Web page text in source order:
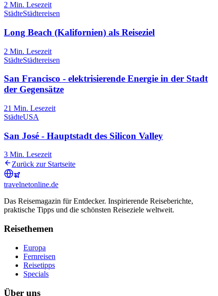
2 Min. Lesezeit
StädteStädtereisen
Long Beach (Kalifornien) als Reiseziel
2 Min. Lesezeit
StädteStädtereisen
San Francisco - elektrisierende Energie in der Stadt
der Gegensätze
21 Min. Lesezeit
StädteUSA
San José - Hauptstadt des Silicon Valley
3 Min. Lesezeit
Zurück zur Startseite
travelnetonline.de
Das Reisemagazin für Entdecker. Inspirierende Reiseberichte,
praktische Tipps und die schönsten Reiseziele weltweit.
Reisethemen
Europa
Fernreisen
Reisetipps
Specials
Über uns